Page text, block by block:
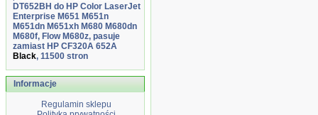
DT652BH do HP Color LaserJet
Enterprise M651 M651n
M651dn M651xh M680 M680dn
M680f, Flow M680z, pasuje
zamiast HP CF320A 652A
Black, 11500 stron
Informacje
Regulamin sklepu